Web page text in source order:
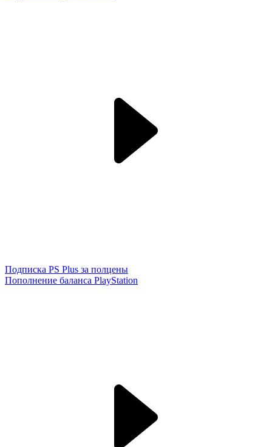
Подписка PS Plus за полцены
Пополнение баланса PlayStation